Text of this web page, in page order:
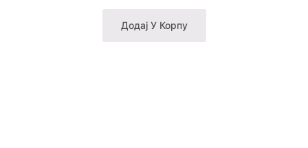
Додај У Корпу